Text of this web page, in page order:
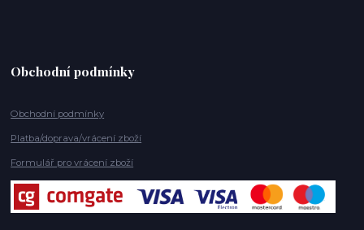
Obchodní podmínky
Obchodní podmínky
Platba/doprava/vrácení zboží
Formulář pro vrácení zboží